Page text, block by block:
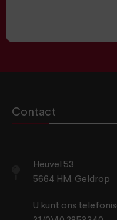
Contact
Heuvel 53
5664 HM, Geldrop
U kunt ons